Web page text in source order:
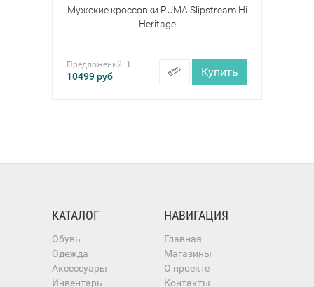
Мужские кроссовки PUMA Slipstream Hi
Heritage
Предложений: 1
10499руб Купить
КАТАЛОГ
Обувь
Одежда
Аксессуары
Инвентарь
НАВИГАЦИЯ
Главная
Магазины
О проекте
Контакты